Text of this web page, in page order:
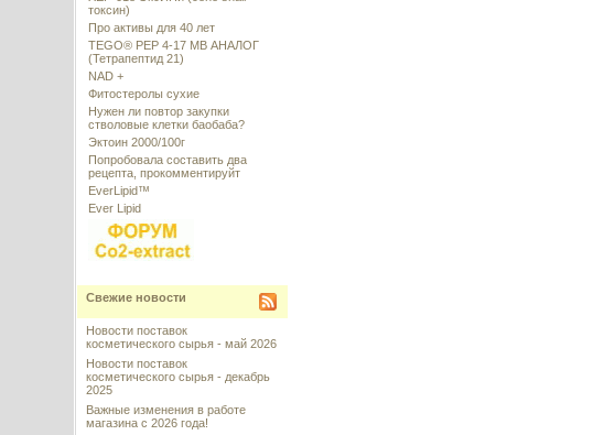
токсин)
Про активы для 40 лет
TEGO® PEP 4-17 MB АНАЛОГ
(Тетрапептид 21)
NAD +
Фитостеролы сухие
Нужен ли повтор закупки
стволовые клетки баобаба?
Эктоин 2000/100г
Попробовала составить два
рецепта, прокомментируйт
EverLipid™
Ever Lipid
Свежие новости
Новости поставок
косметического сырья - май 2026
Новости поставок
косметического сырья - декабрь
2025
Важные изменения в работе
магазина с 2026 года!